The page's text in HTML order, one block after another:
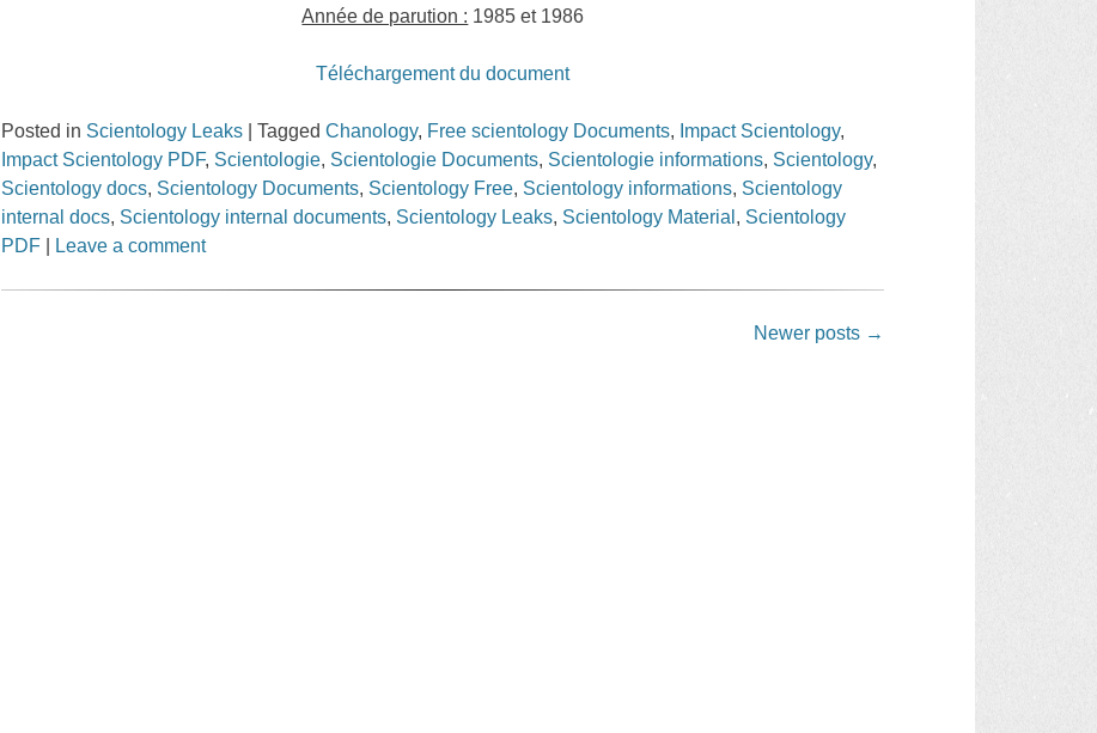
Année de parution : 1985 et 1986
Téléchargement du document
Posted in Scientology Leaks |TaggedChanology, Free scientology Documents, Impact Scientology,
Impact Scientology PDF, Scientologie, Scientologie Documents, Scientologie informations, Scientology,
Scientology docs, Scientology Documents, Scientology Free, Scientology informations, Scientology
internal docs, Scientology internal documents, Scientology Leaks, Scientology Material , Scientology
PDF
Leave a comment
Newer posts →